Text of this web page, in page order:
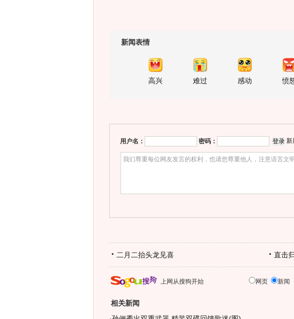
新闻表情
高兴 难过 感动 愤
用户名： 密码： 新
二月二抬头龙见喜 直击
上网从搜狗开始 网页 新闻
相关新闻